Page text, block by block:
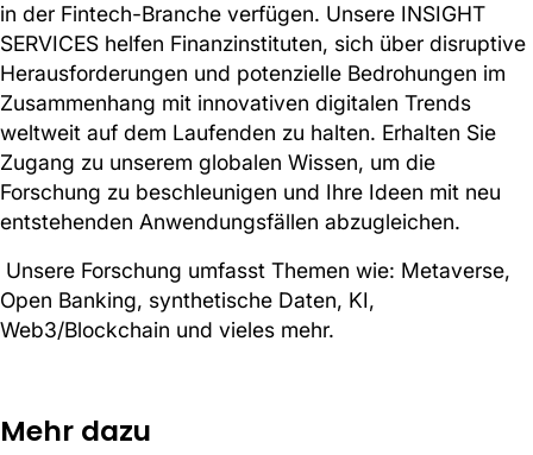
in der Fintech-Branche verfügen. Unsere INSIGHT
SERVICES helfen Finanzinstituten, sich über disruptive
Herausforderungen und potenzielle Bedrohungen im
Zusammenhang mit innovativen digitalen Trends
weltweit auf dem Laufenden zu halten. Erhalten Sie
Zugang zu unserem globalen Wissen, um die
Forschung zu beschleunigen und Ihre Ideen mit neu
entstehenden Anwendungsfällen abzugleichen.
Unsere Forschung umfasst Themen wie: Metaverse,
Open Banking, synthetische Daten, KI,
Web3/Blockchain und vieles mehr.
Mehr dazu